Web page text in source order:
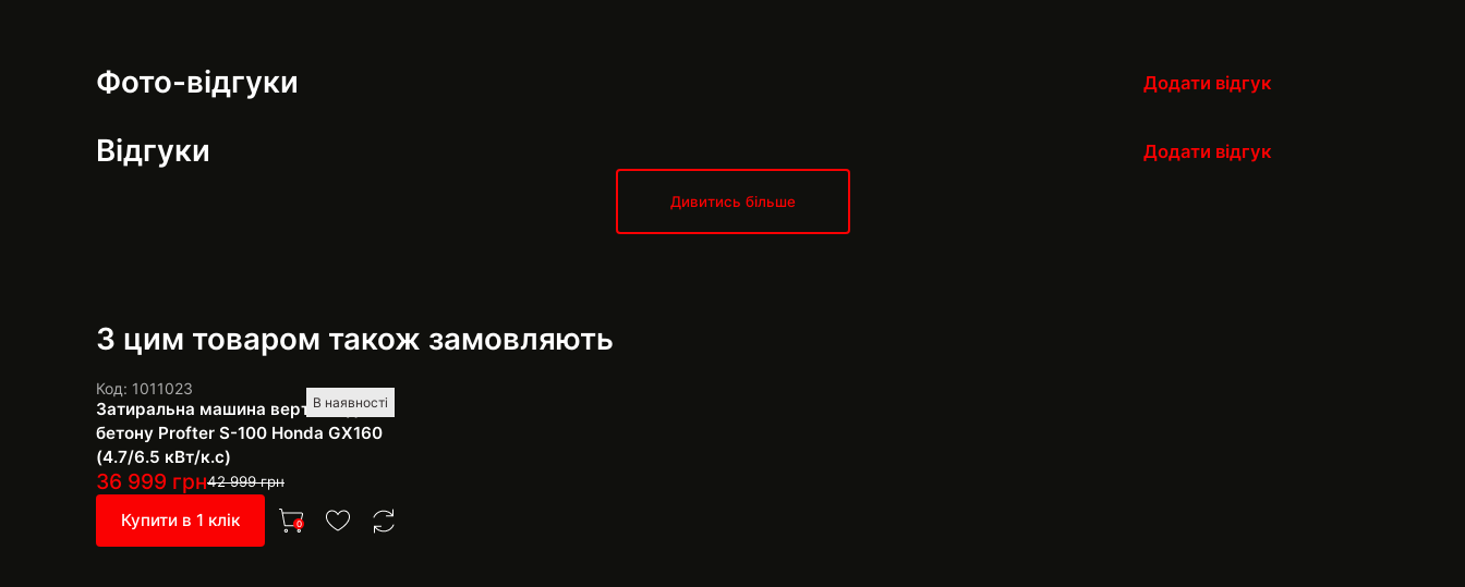
Фото-відгуки Додати відгук
Відгуки Додати відгук
Дивитись більше
З цим товаром також замовляють
В наявності
Код: 1011023
Затиральна машина вертоліт для
бетону Profter S-100 Honda GX160
(4.7/6.5 кВт/к.с)
36 999 грн42 999грн
Купити в 1 клік 0